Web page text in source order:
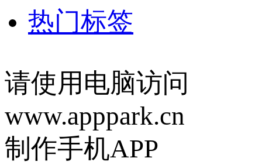
热门标签
请使用电脑访问
www.apppark.cn
制作手机APP